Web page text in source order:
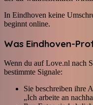
In Eindhoven keine
beginnt online.
Was Eindhoven-
Wenn du auf Love.nl nach
bestimmte Signale:
Sie beschreiben ihre
„Ich arbeite an